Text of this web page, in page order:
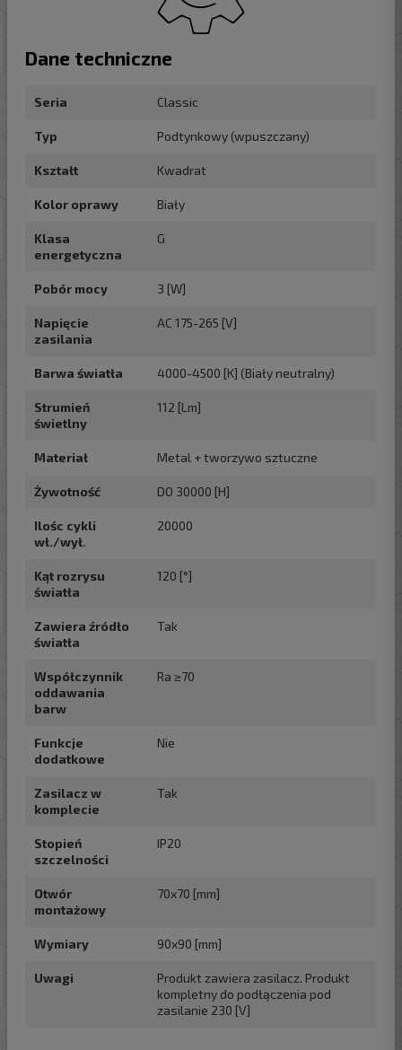
Dane techniczne
Seria Classic
Typ Podtynkowy (wpuszczany)
Kształt Kwadrat
Kolor oprawy Biały
Klasa
energetyczna
G
Pobór mocy 3 [W]
Napięcie
zasilania
AC 175-265 [V]
Barwa światła 4000-4500 [K] (Biały neutralny)
Strumień
świetlny
112 [Lm]
Materiał Metal + tworzywo sztuczne
Żywotność DO 30000 [H]
Ilośc cykli
wł./wył.
20000
Kąt rozrysu
światła
120 [°]
Zawiera źródło
światła
Tak
Współczynnik
oddawania
barw
Ra ≥70
Funkcje
dodatkowe
Nie
Zasilacz w
komplecie
Tak
Stopień
szczelności
IP20
Otwór
montażowy
70x70 [mm]
Wymiary 90x90 [mm]
Uwagi
Produkt zawiera zasilacz. Produkt
kompletny do podłączenia pod
zasilanie 230 [V]